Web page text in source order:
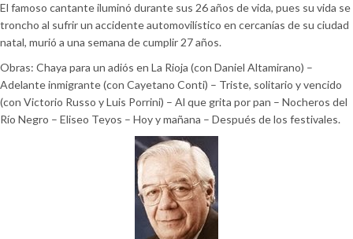
El famoso cantante iluminó durante sus 26 años de vida, pues su vida se
troncho al sufrir un accidente automovilístico en cercanías de su ciudad
natal, murió a una semana de cumplir 27 años.
Obras: Chaya para un adiós en La Rioja (con Daniel Altamirano) –
Adelante inmigrante (con Cayetano Conti) – Triste, solitario y vencido
(con Victorio Russo y Luis Porrini) – Al que grita por pan – Nocheros del
Río Negro – Eliseo Teyos – Hoy y mañana – Después de los festivales.